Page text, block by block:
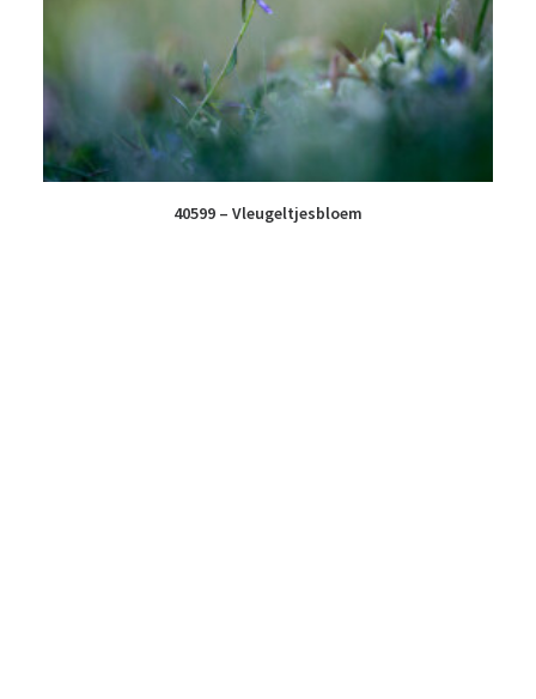
40599 – Vleugeltjesbloem